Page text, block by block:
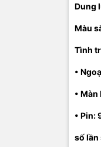
Dung
Màu
Tình
•
•
• Pin:
số lần